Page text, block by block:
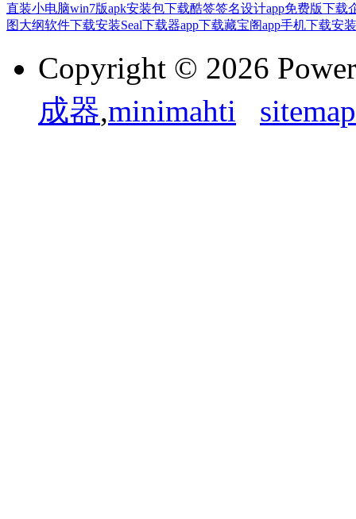
直装小电脑win7版apk安装包下载酷签签名设计app免费版下载
图大纲软件下载安装Seal下载器app下载藏宝阁app手机下载安装
Copyright © 2026
成器,minimahti sitemap